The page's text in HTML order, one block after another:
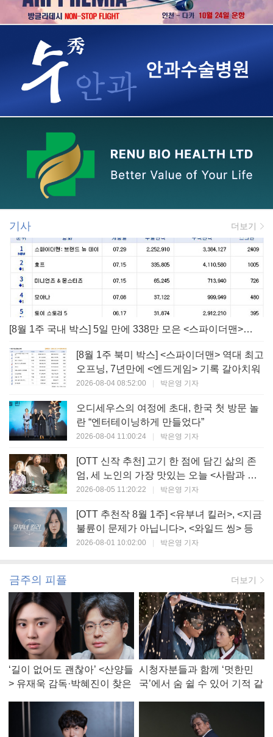
기사 더보기
[8월 1주 국내 박스] 5일 만에 338만 모은 <스파이더맨> 극장가 235% 대반등, <호프>는 400만 돌파
[8월 1주 북미 박스] <스파이더맨> 역대 최고
오프닝, 7년만에 <엔드게임> 기록 갈아치워
2026-08-04 08:52:00 | 박은영 기자
오디세우스의 여정에 초대, 한국 첫 방문 놀
란 “엔터테이닝하게 만들었다”
2026-08-04 11:00:24 | 박은영 기자
[OTT 신작 추천] 고기 한 점에 담긴 삶의 존
엄, 세 노인의 가장 맛있는 오늘 <사람과 고
기>
2026-08-05 11:20:22 | 박은영 기자
[OTT 추천작 8월 1주] <유부녀 킬러>, <지금
불륜이 문제가 아닙니다>, <와일드 씽> 등
2026-08-01 10:02:00 | 박은영 기자
금주의 피플 더보기
‘길이 없어도 괜찮아’ <산양들
> 유재욱 감독·박혜진이 찾은
시청자분들과 함께 ‘멋한민
국’에서 숨 쉴 수 있어 기적 같